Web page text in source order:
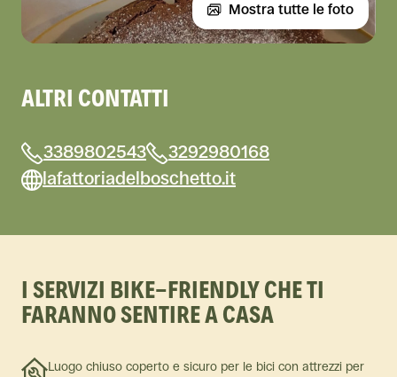
Mostra tutte le foto
ALTRI CONTATTI
3389802543
3292980168
lafattoriadelboschetto.it
I SERVIZI BIKE-FRIENDLY CHE TI
FARANNO SENTIRE A CASA
Luogo chiuso coperto e sicuro per le bici con attrezzi per